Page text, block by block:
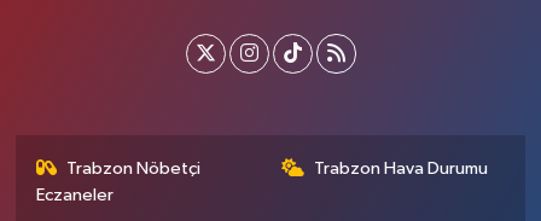
Trabzon Nöbetçi
Eczaneler
Trabzon Hava Durumu